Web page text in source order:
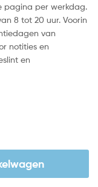
pagina per werkdag.
8 tot 20 uur. Voorin
van
notities en
en